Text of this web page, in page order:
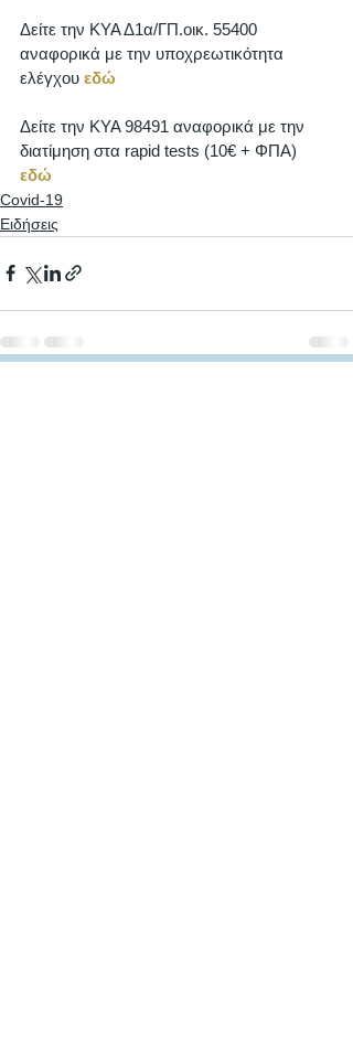
Δείτε την ΚΥΑ Δ1α/ΓΠ.οικ. 55400
αναφορικά με την υποχρεωτικότητα
ελέγχου εδώ
Δείτε την ΚΥΑ 98491 αναφορικά με την
διατίμηση στα rapid tests (10€ + ΦΠΑ)
εδώ
Covid-19
Ειδήσεις